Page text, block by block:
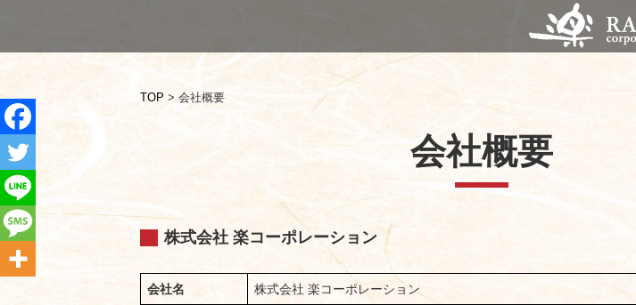
TOP > 会社概要
会社概要
株式会社 楽コーポレーション
会社名 株式会社 楽コーポレーション